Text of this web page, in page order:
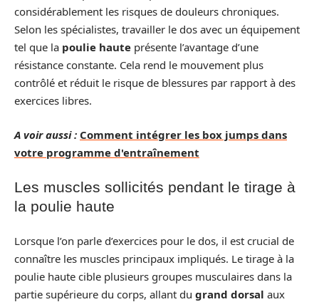
considérablement les risques de douleurs chroniques.
Selon les spécialistes, travailler le dos avec un équipement
tel que la poulie haute présente l’avantage d’une
résistance constante. Cela rend le mouvement plus
contrôlé et réduit le risque de blessures par rapport à des
exercices libres.
A voir aussi : Comment intégrer les box jumps dans
votre programme d'entraînement
Les muscles sollicités pendant le tirage à
la poulie haute
Lorsque l’on parle d’exercices pour le dos, il est crucial de
connaître les muscles principaux impliqués. Le tirage à la
poulie haute cible plusieurs groupes musculaires dans la
partie supérieure du corps, allant du grand dorsal aux